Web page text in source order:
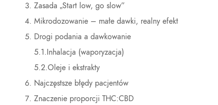
Zasada „Start low, go slow”
Mikrodozowanie – małe dawki, realny efekt
Drogi podania a dawkowanie
5.1.Inhalacja (waporyzacja)
5.2.Oleje i ekstrakty
Najczęstsze błędy pacjentów
Znaczenie proporcji THC:CBD